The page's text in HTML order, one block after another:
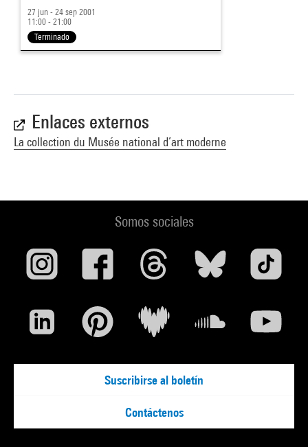
27 jun - 24 sep 2001
11:00 - 21:00
Terminado
Enlaces externos
La collection du Musée national d’art moderne
Somos sociales
Suscribirse al boletín
Contáctenos